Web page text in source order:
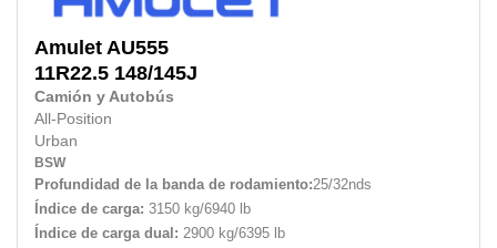
Amulet AU555
11R22.5 148/145J
Camión y Autobús
All-Position
Urban
BSW
Profundidad de la banda de rodamiento:25/32nds
Índice de carga: 3150 kg/6940 lb
Índice de carga dual: 2900 kg/6395 lb